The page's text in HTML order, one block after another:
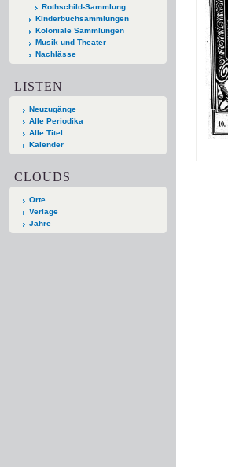
Rothschild-Sammlung
Kinderbuchsammlungen
Koloniale Sammlungen
Musik und Theater
Nachlässe
LISTEN
Neuzugänge
Alle Periodika
Alle Titel
Kalender
CLOUDS
Orte
Verlage
Jahre